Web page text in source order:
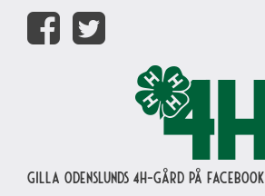
Gilla Odenslunds 4H-gård på Facebook